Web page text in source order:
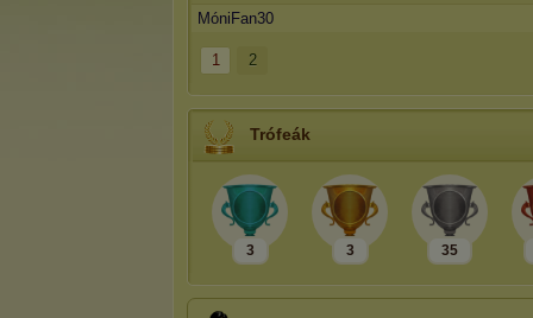
MóniFan30
1 2
Trófeák
3 3 35